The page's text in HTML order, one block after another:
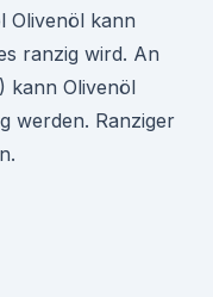
Olivenöl kann
ranzig wird. An
kann Olivenöl
werden. Ranziger